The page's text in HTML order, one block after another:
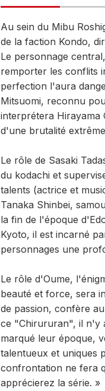
Au sein du Mibu
de la faction Kondo,
Le personnage
remporter les conflits
perfection l'aura
Mitsuomi, reconnu
interprétera Hirayama
d'une brutalité
Le rôle de Sasaki
du kodachi et
talents (actrice et
Tanaka Shinbei,
la fin de l'époque
Kyoto, il est incarné
personnages une
Le rôle d'Oume,
beauté et force, sera
de passion, confère
ce "Chirururan", il n'y
marqué leur époque,
talentueux et uniques
confrontation ne fera
apprécierez la série. »